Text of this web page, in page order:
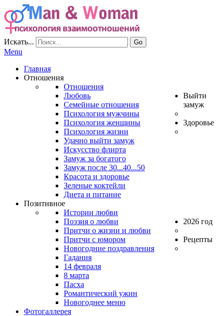
Искать... Go
Menu
Главная
Отношения
Отношения
Любовь
Семейные отношения
Психология мужчины
Психология женщины
Психология жизни
Выйти
замуж
Удачно выйти замуж
Искусство флирта
Замуж за богатого
Замуж после 30...40...50
Здоровье
Красота и здоровье
Зеленые коктейли
Диета и питание
Позитивное
Истории любви
Поэзия о любви
Притчи о жизни и любви
Притчи с юмором
2026 год
Новогодние поздравления
Гадания
14 февраля
8 марта
Рецепты
Пасха
Романтический ужин
Новогоднее меню
Фотогаллерея